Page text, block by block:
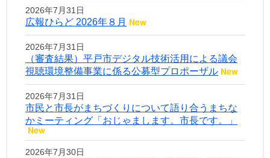
2026年7月31日
広報ひらど 2026年８月
2026年7月31日
（審査結果）平戸市デジタル技術活用による議会
視聴環境整備事業に係る公募型プロポーザル
2026年7月31日
市民と市長がまちづくりについて語り合うまちな
かミーティング「おじゃまします。市長です。」
2026年7月30日